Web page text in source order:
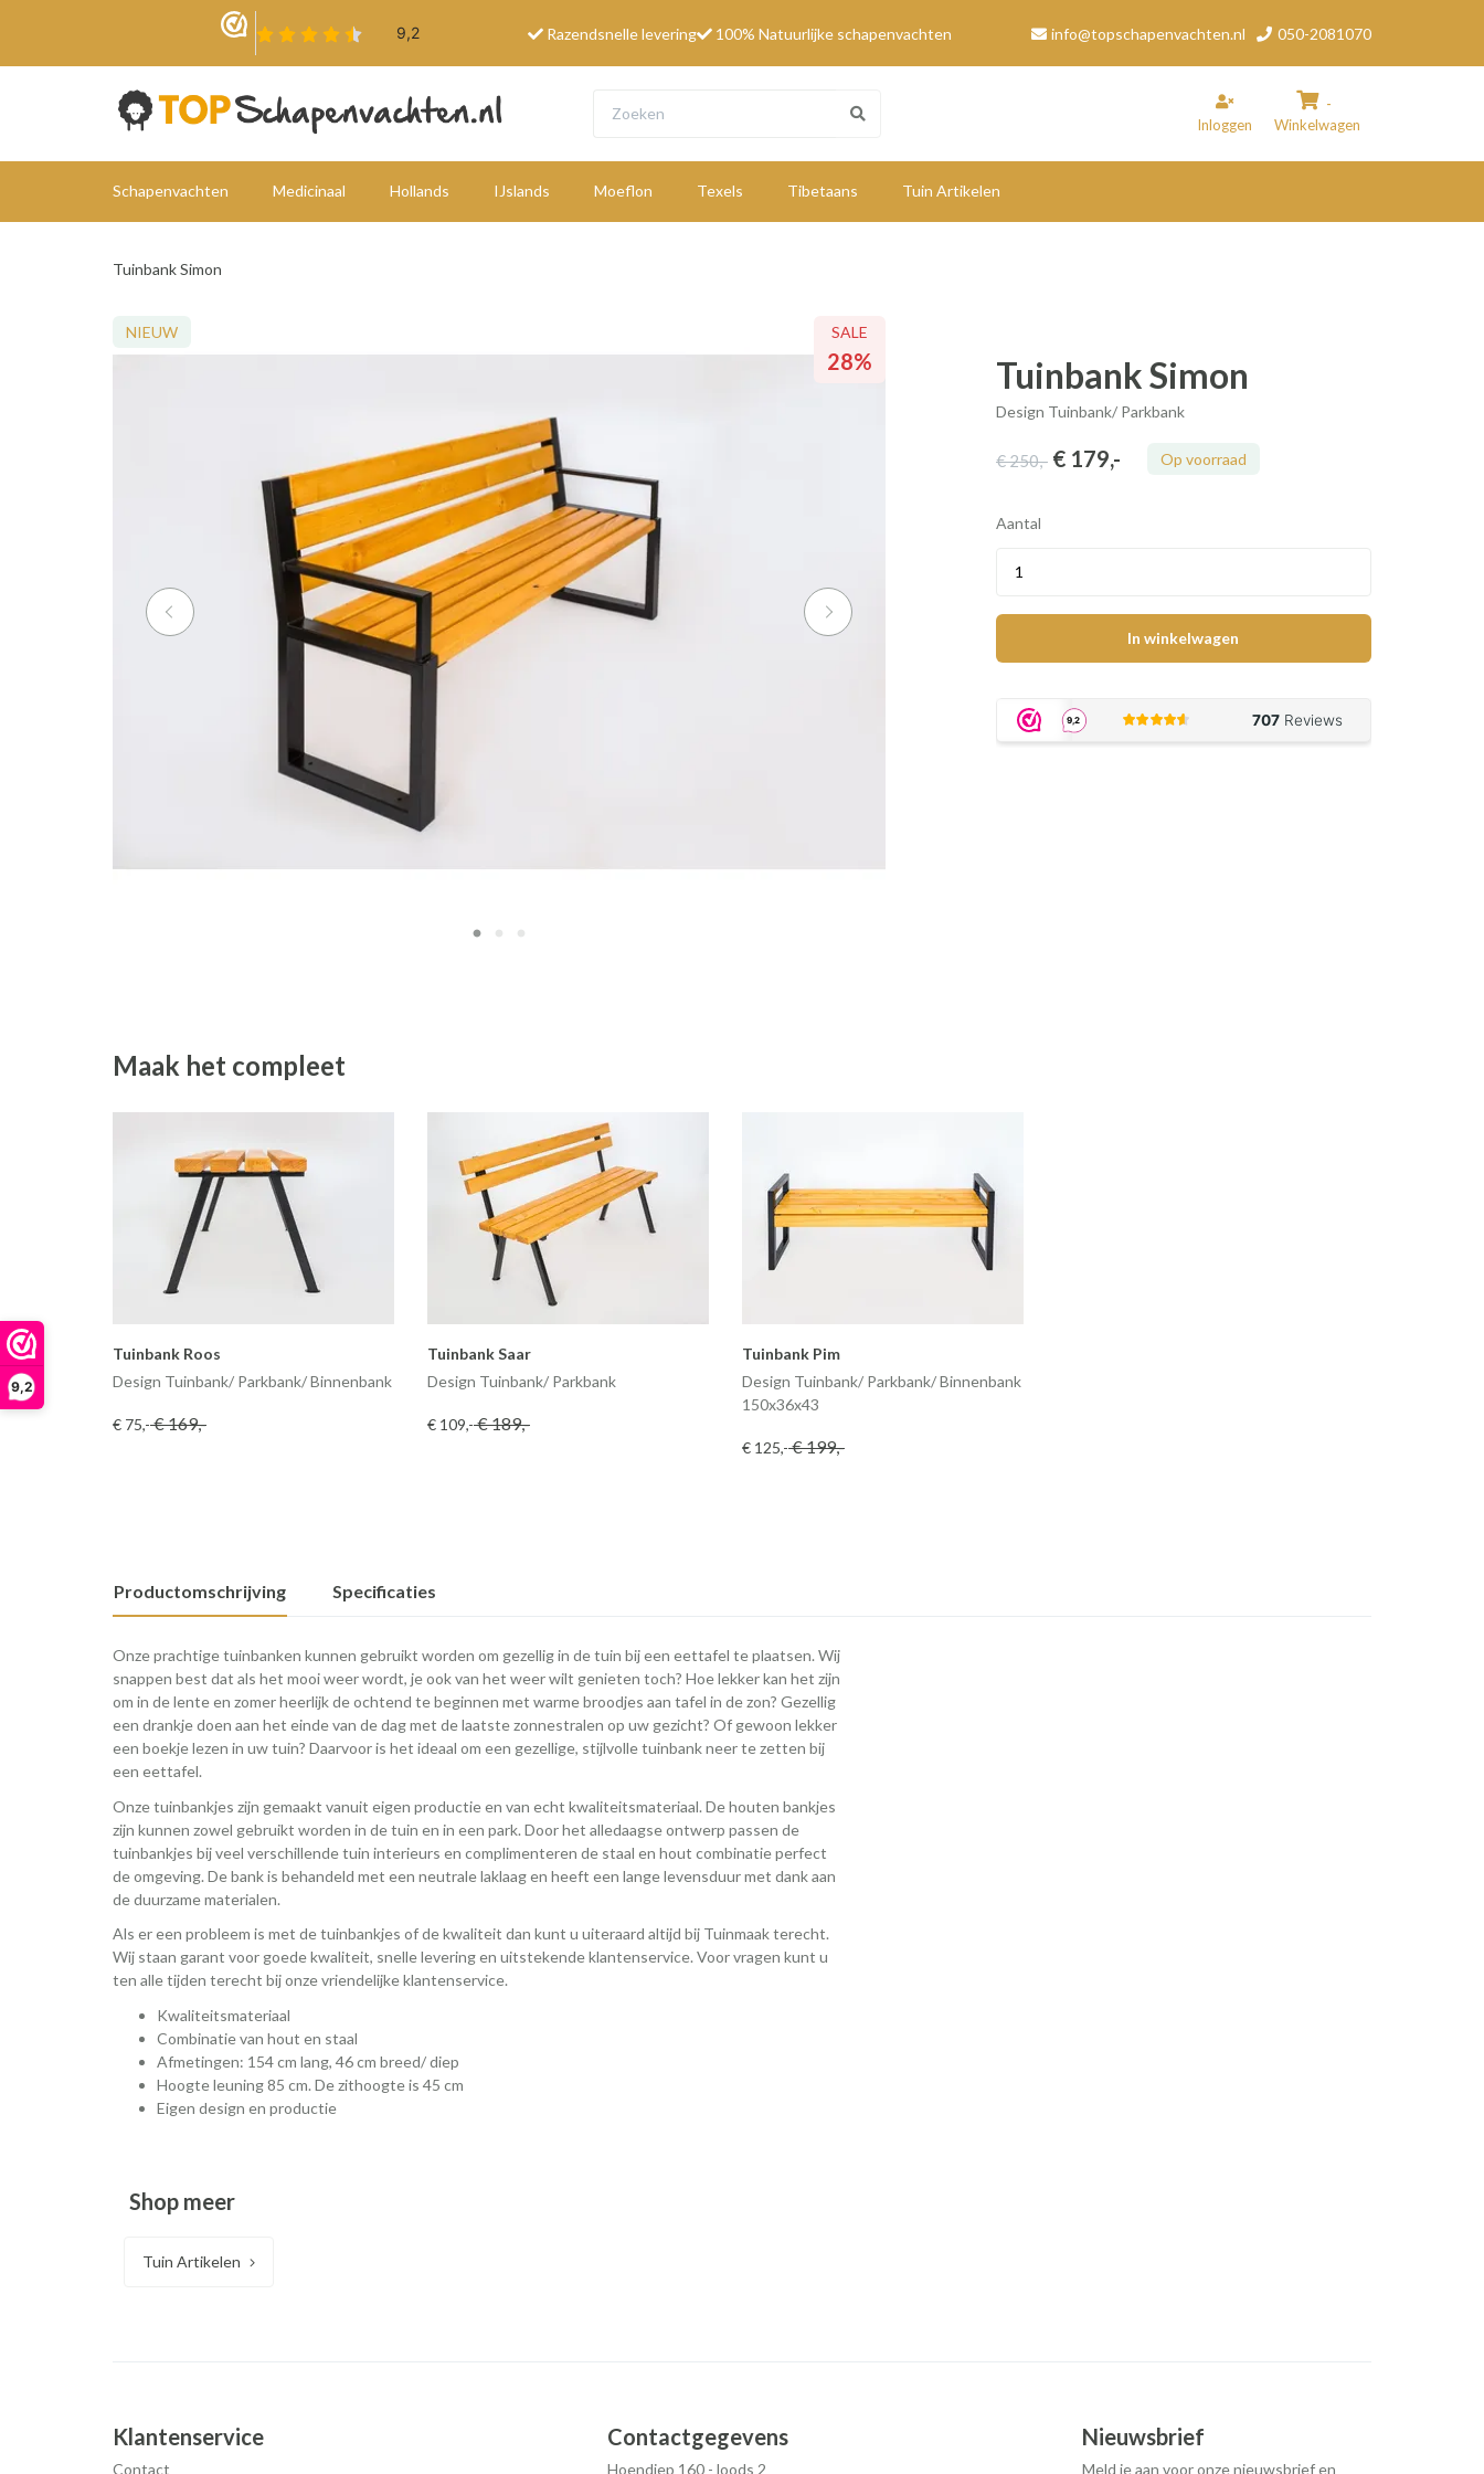
9,2
Razendsnelle levering 100% Natuurlijke schapenvachten info@topschapenvachten.nl 050-2081070
Inloggen
-
Winkelwagen
Schapenvachten Medicinaal Hollands IJslands Moeflon Texels Tibetaans Tuin Artikelen
Vul hem met producten.
Tuinbank Simon
NIEUW SALE
28%
SALE
28%
SALE
28% Tuinbank Simon
Design Tuinbank/ Parkbank
€ 250,- € 179,- Op voorraad
Aantal
In winkelwagen
Maak het compleet
Tuinbank Roos
Design Tuinbank/ Parkbank/ Binnenbank
€ 75,-€ 169,-
Tuinbank Saar
Design Tuinbank/ Parkbank
€ 109,-€ 189,-
Tuinbank Pim
Design Tuinbank/ Parkbank/ Binnenbank
150x36x43
€ 125,-€ 199,-
Productomschrijving Specificaties
Onze prachtige tuinbanken kunnen gebruikt worden om gezellig in de tuin bij een eettafel te plaatsen. Wij
snappen best dat als het mooi weer wordt, je ook van het weer wilt genieten toch? Hoe lekker kan het zijn
om in de lente en zomer heerlijk de ochtend te beginnen met warme broodjes aan tafel in de zon? Gezellig
een drankje doen aan het einde van de dag met de laatste zonnestralen op uw gezicht? Of gewoon lekker
een boekje lezen in uw tuin? Daarvoor is het ideaal om een gezellige, stijlvolle tuinbank neer te zetten bij
een eettafel.
Onze tuinbankjes zijn gemaakt vanuit eigen productie en van echt kwaliteitsmateriaal. De houten bankjes
zijn kunnen zowel gebruikt worden in de tuin en in een park. Door het alledaagse ontwerp passen de
tuinbankjes bij veel verschillende tuin interieurs en complimenteren de staal en hout combinatie perfect
de omgeving. De bank is behandeld met een neutrale laklaag en heeft een lange levensduur met dank aan
de duurzame materialen.
Als er een probleem is met de tuinbankjes of de kwaliteit dan kunt u uiteraard altijd bij Tuinmaak terecht.
Wij staan garant voor goede kwaliteit, snelle levering en uitstekende klantenservice. Voor vragen kunt u
ten alle tijden terecht bij onze vriendelijke klantenservice.
Kwaliteitsmateriaal
Combinatie van hout en staal
Afmetingen: 154 cm lang, 46 cm breed/ diep
Hoogte leuning 85 cm. De zithoogte is 45 cm
Eigen design en productie
Shop meer
Tuin Artikelen
Klantenservice
Contact
Contactgegevens
Hoendiep 160 - loods 2
Nieuwsbrief
Meld je aan voor onze nieuwsbrief en